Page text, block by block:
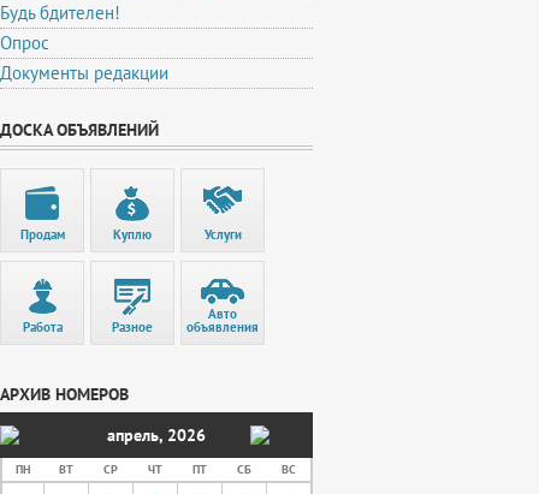
Будь бдителен!
Опрос
Документы редакции
ДОСКА ОБЪЯВЛЕНИЙ
Продам Куплю Услуги
Работа Разное
Авто
объявления
АРХИВ НОМЕРОВ
апрель, 2026
ПН ВТ СР ЧТ ПТ СБ ВС